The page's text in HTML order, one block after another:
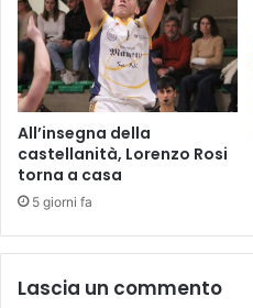
l
u
m
i
n
a
n
o
l
n
o
s
c
e
n
i
c
o
:
c
All’insegna della
castellanità, Lorenzo Rosi
torna a casa
5 giorni fa
Lascia un commento